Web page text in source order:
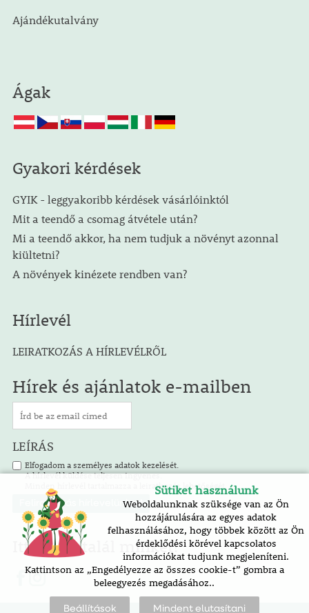
Ajándékutalvány
Ágak
Gyakori kérdések
GYIK - leggyakoribb kérdések vásárlóinktól
Mit a teendő a csomag átvétele után?
Mi a teendő akkor, ha nem tudjuk a növényt azonnal
kiültetni?
A növények kinézete rendben van?
Hírlevél
LEIRATKOZÁS A HÍRLEVÉLRŐL
Hírek és ajánlatok e-mailben
LEÍRÁS
Elfogadom a személyes adatok kezelését.
A hírlevél küldése teljesen ingyenes.
Minden hírlevél tartalmazza a leiratkozás lehetőségét.
Itt is megtalál minket!
Sütiket használunk
Weboldalunknak szüksége van az Ön
hozzájárulására az egyes adatok
felhasználásához, hogy többek között az Ön
érdeklődési körével kapcsolatos
információkat tudjunk megjeleníteni.
Kattintson az „Engedélyezze az összes cookie-t” gombra a
beleegyezés megadásához..
Beállítások Mindent elutasítani